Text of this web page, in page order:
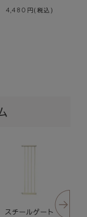
6,980
スチールゲート